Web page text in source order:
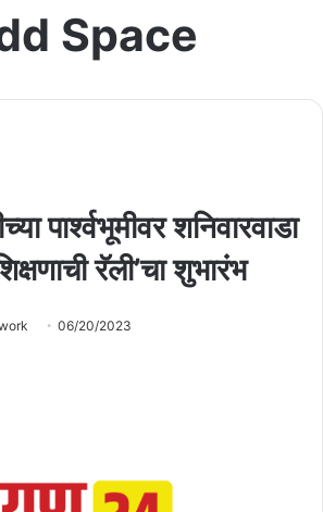
Space
पार्श्वभूमीवर शनिवारवाडा
रॅली’चा शुभारंभ
06/20/2023